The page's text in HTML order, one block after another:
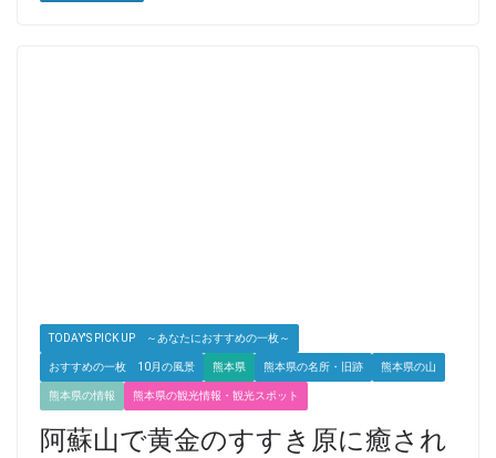
TODAY'S PICK UP ～あなたにおすすめの一枚～
おすすめの一枚 10月の風景 熊本県 熊本県の名所・旧跡 熊本県の山
熊本県の情報 熊本県の観光情報・観光スポット
阿蘇山で黄金のすすき原に癒され